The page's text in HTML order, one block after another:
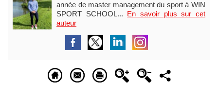
année de master management du sport à WIN
SPORT SCHOOL... En savoir plus sur cet
auteur